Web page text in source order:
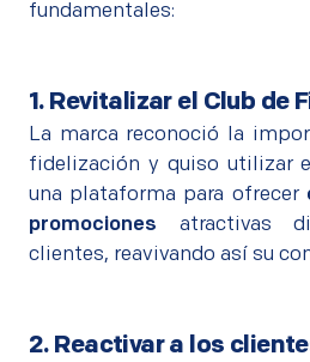
fundamentales:
1. Revitalizar el Club de
La marca reconoció la
fidelización y quiso utilizar
una plataforma para ofrecer
promociones atractivas
clientes, reavivando así su
2. Reactivar a los